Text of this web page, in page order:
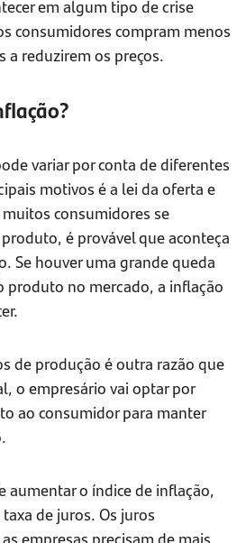
em algum tipo de crise
consumidores compram menos
a reduzirem os preços.
variar por conta de diferentes
motivos é a lei da oferta e
consumidores se
é provável que aconteça
Se houver uma grande queda
produto no mercado, a inflação
de produção é outra razão que
o empresário vai optar por
ao consumidor para manter
aumentar o índice de inflação,
de juros. Os juros
empresas precisam de mais